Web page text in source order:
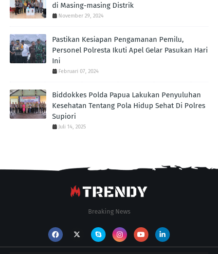
di Masing-masing Distrik
November 29, 2024
Pastikan Kesiapan Pengamanan Pemilu,
Personel Polresta Ikuti Apel Gelar Pasukan Hari
Ini
Februari 07, 2024
Biddokkes Polda Papua Lakukan Penyuluhan
Kesehatan Tentang Pola Hidup Sehat Di Polres
Supiori
Juli 14, 2025
Breaking News